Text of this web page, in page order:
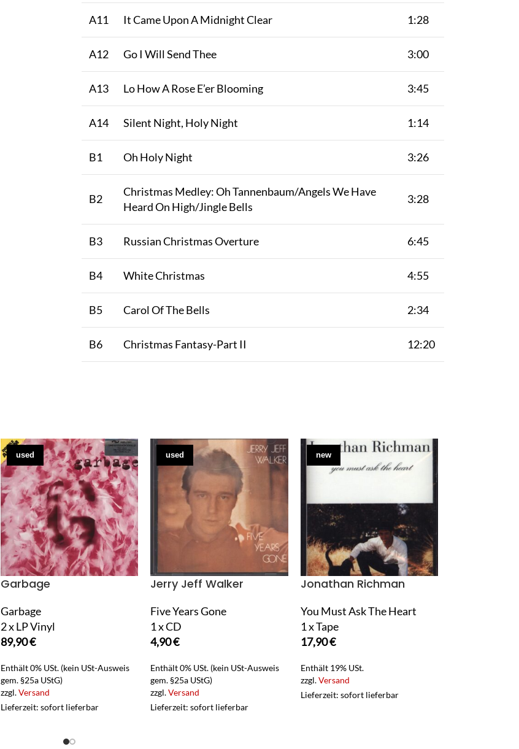
A11 It Came Upon A Midnight Clear 1:28
A12 Go I Will Send Thee 3:00
A13 Lo How A Rose E’er Blooming 3:45
A14 Silent Night, Holy Night 1:14
B1 Oh Holy Night 3:26
B2
Christmas Medley: Oh Tannenbaum/Angels We Have
Heard On High/Jingle Bells
3:28
B3 Russian Christmas Overture 6:45
B4 White Christmas 4:55
B5 Carol Of The Bells 2:34
B6 Christmas Fantasy-Part II 12:20
used
Garbage
Garbage
2 x LP Vinyl
89,90€
Enthält 0% USt. (kein USt-Ausweis
gem. §25a UStG)
zzgl.Versand
Lieferzeit: sofort lieferbar
used
Jerry Jeff Walker
Five Years Gone
1 x CD
4,90€
Enthält 0% USt. (kein USt-Ausweis
gem. §25a UStG)
zzgl.Versand
Lieferzeit: sofort lieferbar
new
Jonathan Richman
You Must Ask The Heart
1 x Tape
17,90€
Enthält 19% USt.
zzgl.Versand
Lieferzeit: sofort lieferbar